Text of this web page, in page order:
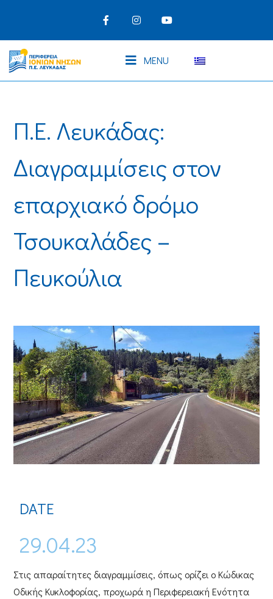
MENU
Π.Ε. Λευκάδας:
Διαγραμμίσεις στον
επαρχιακό δρόμο
Τσουκαλάδες –
Πευκούλια
DATE
29.04.23
Στις απαραίτητες διαγραμμίσεις, όπως ορίζει ο Κώδικας
Οδικής Κυκλοφορίας, προχωρά ηΠεριφερειακή Ενότητα